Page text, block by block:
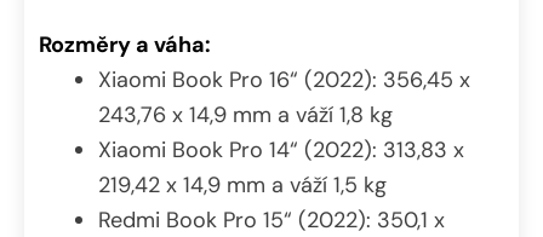
Rozměry a váha:
Xiaomi Book Pro 16“ (2022): 356,45 x
243,76 x 14,9 mm a váží 1,8 kg
Xiaomi Book Pro 14“ (2022): 313,83 x
219,42 x 14,9 mm a váží 1,5 kg
Redmi Book Pro 15“ (2022): 350,1 x